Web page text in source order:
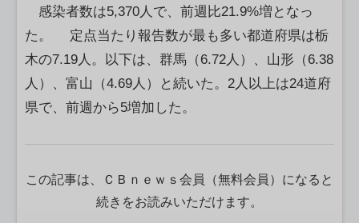
感染者数は5,370人で、前週比21.9%増となっ
た。 定点当たり報告数が最も多い都道府県は栃
木の7.19人。以下は、群馬（6.72人）、山形（6.38
人）、富山（4.69人）と続いた。2人以上は24道府
県で、前週から5増加した。
この記事は、ＣＢｎｅｗｓ会員（無料会員）になると
続きをお読みいただけます。